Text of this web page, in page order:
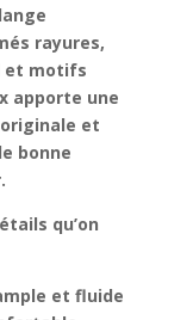
rayures,
et motifs
apporte une
et
bonne
qu’on
et fluide